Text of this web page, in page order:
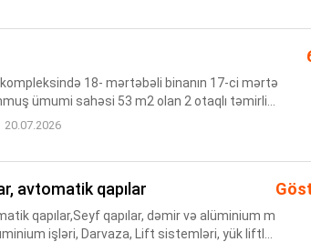
18- mərtəbəli binanın 17-ci mərtə
ümumi sahəsi 53 m2 olan 2 otaqlı təmirli
nağd və ya kreditlə satılır. Yaşayış ko...
20.07.2026
avtomatik qapılar
qapılar,Seyf qapılar, dəmir və alüminium m
işləri, Darvaza, Lift sistemləri, yük liftlə